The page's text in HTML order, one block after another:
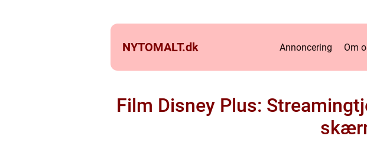
NYTOMALT.dk Annoncering Om
Film Disney Plus: